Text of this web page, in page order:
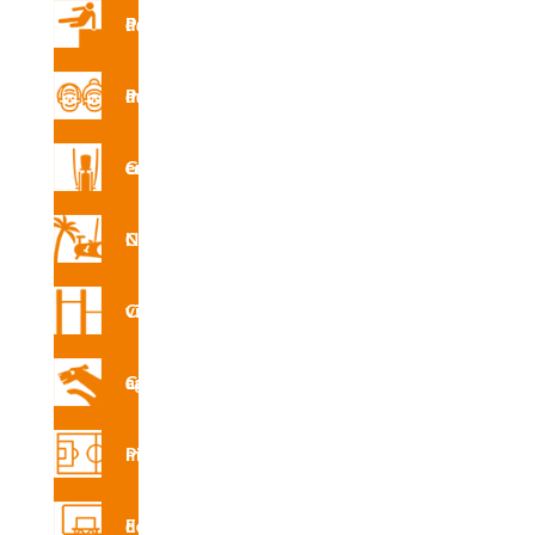
Parques de Parkour
Parque de mayores
Gimnasio en la calle
Circuito Nforma
Circuito vita
Circuito canino agility
Pistas multideporte
Equipamiento deportivo
R4279
XE
CAD
X
Certifi
cado
de
produ